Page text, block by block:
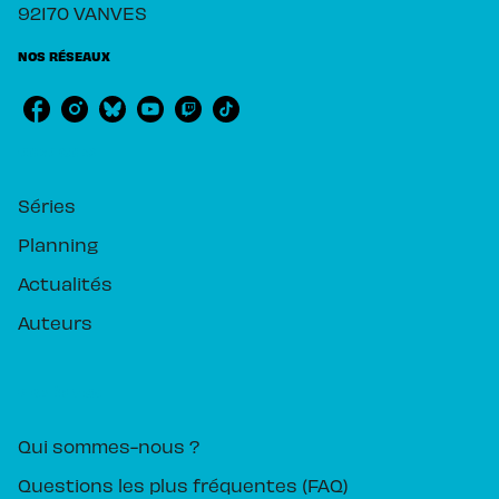
92170 VANVES
NOS RÉSEAUX
Séries
Planning
Actualités
Auteurs
Qui sommes-nous ?
Questions les plus fréquentes (FAQ)